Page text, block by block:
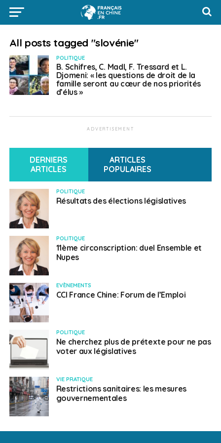
All posts tagged "slovénie"
POLITIQUE
B. Schifres, C. Madl, F. Tressard et L.
Djomeni: « les questions de droit de la
famille seront au cœur de nos priorités
d’élus »
ADVERTISEMENT
DERNIERS
ARTICLES
ARTICLES
POPULAIRES
POLITIQUE
Résultats des élections législatives
POLITIQUE
11ème circonscription: duel Ensemble et
Nupes
EVÈNEMENTS
CCI France Chine: Forum de l’Emploi
POLITIQUE
Ne cherchez plus de prétexte pour ne pas
voter aux législatives
VIE PRATIQUE
Restrictions sanitaires: les mesures
gouvernementales